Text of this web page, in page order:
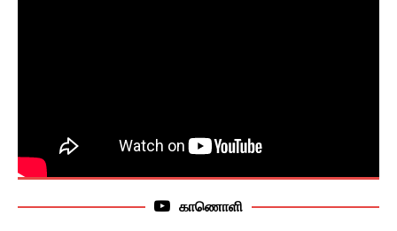
காணொளி